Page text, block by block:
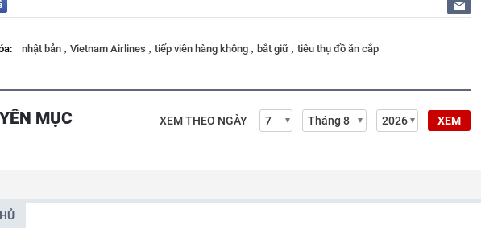
nhật bản , Vietnam Airlines , tiếp viên hàng không , bắt giữ , tiêu thụ đồ ăn cắp
MỤC XEM THEO NGÀY XEM